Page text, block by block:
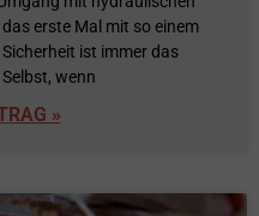
erste Mal mit so einem
ist immer das
wenn
»